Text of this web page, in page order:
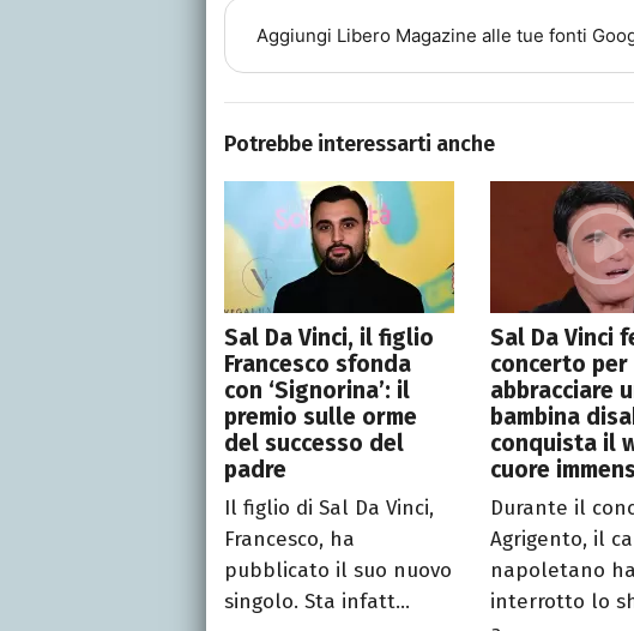
Aggiungi Libero Magazine alle tue fonti
Potrebbe interessarti anche
Sal Da Vinci, il figlio
Francesco sfonda
con ‘Signorina’: il
premio sulle orme
del successo del
padre
Il figlio di Sal Da Vinci,
Francesco, ha
pubblicato il suo nuovo
singolo. Sta infatt...
Sal Da Vinci
concerto per
abbracciare
bambina
conquista il
cuore
Durante il
Agrigento, il
napoletano ha
interrotto lo